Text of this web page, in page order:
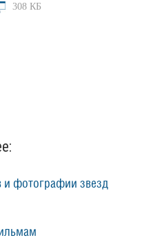
308 КБ
фотографии звезд